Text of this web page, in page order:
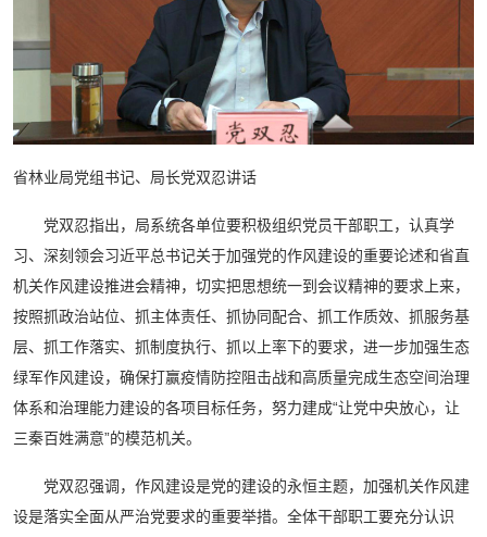
省林业局党组书记、局长党双忍讲话
党双忍指出，局系统各单位要积极组织党员干部职工，认真学
习、深刻领会习近平总书记关于加强党的作风建设的重要论述和省直
机关作风建设推进会精神，切实把思想统一到会议精神的要求上来，
按照抓政治站位、抓主体责任、抓协同配合、抓工作质效、抓服务基
层、抓工作落实、抓制度执行、抓以上率下的要求，进一步加强生态
绿军作风建设，确保打赢疫情防控阻击战和高质量完成生态空间治理
体系和治理能力建设的各项目标任务，努力建成“让党中央放心，让
三秦百姓满意”的模范机关。
党双忍强调，作风建设是党的建设的永恒主题，加强机关作风建
设是落实全面从严治党要求的重要举措。全体干部职工要充分认识